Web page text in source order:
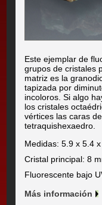
Este ejemplar de
grupos de cristales
matriz es la
tapizada por
incoloros. Si algo
los cristales
vértices las caras
tetraquishexaedro.
Medidas: 5.9 x 5.4
Cristal principal: 8
Fluorescente bajo
Más información